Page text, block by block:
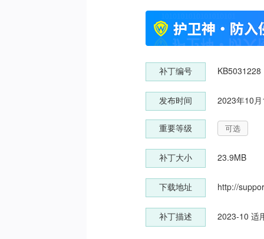
补丁编号 KB5031228
发布时间 2023年10
重要等级 可选
补丁大小 23.9MB
下载地址 http://
补丁描述 2023-10 适